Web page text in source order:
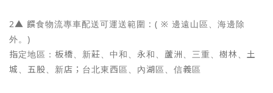
2▲ 饌食物流專車配送可運送範圍 : ( ※ 邊遠山區、海邊除
外。)
指定地區：板橋、新莊、中和、永和、蘆洲、三重、樹林、土
城、五股、新店；台北東西區、內湖區、信義區